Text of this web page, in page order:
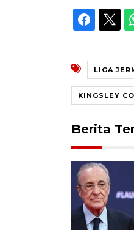
LIGA
KINGSLEY
Berita